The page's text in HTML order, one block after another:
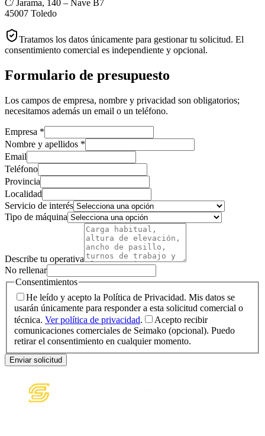
C/ Jarama, 140 – Nave B7
45007 Toledo
Tratamos los datos únicamente para gestionar tu solicitud. El
consentimiento comercial es independiente y opcional.
Formulario de presupuesto
Los campos de empresa, nombre y privacidad son obligatorios;
necesitamos además un email o un teléfono.
Empresa *
Nombre y apellidos *
Email
Teléfono
Provincia
Localidad
Servicio de interés
Tipo de máquina
Describe tu operativa
No rellenar
Consentimientos
He leído y acepto la Política de Privacidad. Mis datos se
usarán únicamente para responder a esta solicitud comercial o
técnica. Ver política de privacidad.
Acepto recibir
comunicaciones comerciales de Seimako (opcional). Puedo
retirar el consentimiento en cualquier momento.
Enviar solicitud